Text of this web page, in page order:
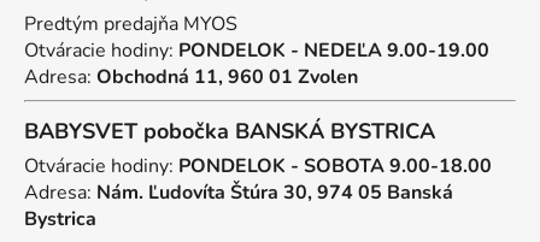
Predtým predajňa MYOS
Otváracie hodiny: PONDELOK - NEDEĽA 9.00-19.00
Adresa: Obchodná 11, 960 01 Zvolen
BABYSVET pobočka BANSKÁ BYSTRICA
Otváracie hodiny: PONDELOK - SOBOTA 9.00-18.00
Adresa: Nám. Ľudovíta Štúra 30, 974 05 Banská
Bystrica